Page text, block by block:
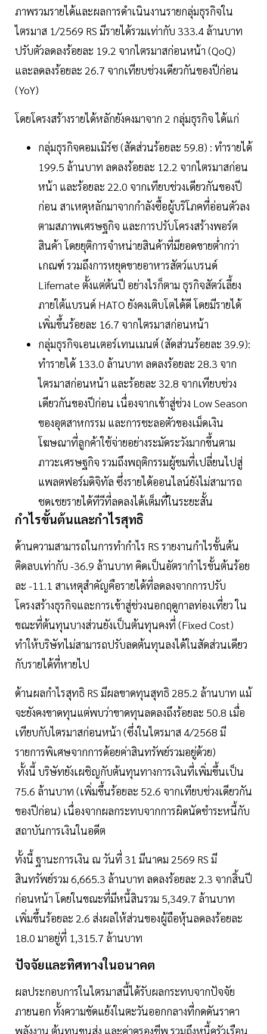
ภาพรวมรายได้และผลการดำเนินงานรายกลุ่มธุรกิจใน
ไตรมาส 1/2569 RS มีรายได้รวมเท่ากับ 333.4 ล้านบาท
ปรับตัวลดลงร้อยละ 19.2 จากไตรมาสก่อนหน้า (QoQ)
และลดลงร้อยละ 26.7 จากเทียบช่วงเดียวกันของปีก่อน
(YoY)
โดยโครงสร้างรายได้หลักยังคงมาจาก 2 กลุ่มธุรกิจ ได้แก่
กลุ่มธุรกิจคอมเมิร์ซ (สัดส่วนร้อยละ 59.8) : ทำรายได้
199.5 ล้านบาท ลดลงร้อยละ 12.2 จากไตรมาสก่อน
หน้า และร้อยละ 22.0 จากเทียบช่วงเดียวกันของปี
ก่อน สาเหตุหลักมาจากกำลังซื้อผู้บริโภคที่อ่อนตัวลง
ตามสภาพเศรษฐกิจ และการปรับโครงสร้างพอร์ต
สินค้า โดยยุติการจำหน่ายสินค้าที่มียอดขายต่ำกว่า
เกณฑ์ รวมถึงการหยุดขายอาหารสัตว์แบรนด์
Lifemate ตั้งแต่ต้นปี อย่างไรก็ตาม ธุรกิจสัตว์เลี้ยง
ภายใต้แบรนด์ HATO ยังคงเติบโตได้ดี โดยมีรายได้
เพิ่มขึ้นร้อยละ 16.7 จากไตรมาสก่อนหน้า
กลุ่มธุรกิจเอนเตอร์เทนเมนต์ (สัดส่วนร้อยละ 39.9):
ทำรายได้ 133.0 ล้านบาท ลดลงร้อยละ 28.3 จาก
ไตรมาสก่อนหน้า และร้อยละ 32.8 จากเทียบช่วง
เดียวกันของปีก่อน เนื่องจากเข้าสู่ช่วง Low Season
ของอุตสาหกรรม และการชะลอตัวของเม็ดเงิน
โฆษณาที่ลูกค้าใช้จ่ายอย่างระมัดระวังมากขึ้นตาม
ภาวะเศรษฐกิจ รวมถึงพฤติกรรมผู้ชมที่เปลี่ยนไปสู่
แพลตฟอร์มดิจิทัล ซึ่งรายได้ออนไลน์ยังไม่สามารถ
ชดเชยรายได้ทีวีที่ลดลงได้เต็มที่ในระยะสั้น
กำไรขั้นต้นและกำไรสุทธิ
ด้านความสามารถในการทำกำไร RS รายงานกำไรขั้นต้น
ติดลบเท่ากับ -36.9 ล้านบาท คิดเป็นอัตรากำไรขั้นต้นร้อย
ละ -11.1 สาเหตุสำคัญคือรายได้ที่ลดลงจากการปรับ
โครงสร้างธุรกิจและการเข้าสู่ช่วงนอกฤดูกาลท่องเที่ยว ใน
ขณะที่ต้นทุนบางส่วนยังเป็นต้นทุนคงที่ (Fixed Cost)
ทำให้บริษัทไม่สามารถปรับลดต้นทุนลงได้ในสัดส่วนเดียว
กับรายได้ที่หายไป
ด้านผลกำไรสุทธิ RS มีผลขาดทุนสุทธิ 285.2 ล้านบาท แม้
จะยังคงขาดทุนแต่พบว่าขาดทุนลดลงถึงร้อยละ 50.8 เมื่อ
เทียบกับไตรมาสก่อนหน้า (ซึ่งในไตรมาส 4/2568 มี
รายการพิเศษจากการด้อยค่าสินทรัพย์รวมอยู่ด้วย)
ทั้งนี้ บริษัทยังเผชิญกับต้นทุนทางการเงินที่เพิ่มขึ้นเป็น
75.6 ล้านบาท (เพิ่มขึ้นร้อยละ 52.6 จากเทียบช่วงเดียวกัน
ของปีก่อน) เนื่องจากผลกระทบจากการผิดนัดชำระหนี้กับ
สถาบันการเงินในอดีต
ทั้งนี้ ฐานะการเงิน ณ วันที่ 31 มีนาคม 2569 RS มี
สินทรัพย์รวม 6,665.3 ล้านบาท ลดลงร้อยละ 2.3 จากสิ้นปี
ก่อนหน้า โดยในขณะที่มีหนี้สินรวม 5,349.7 ล้านบาท
เพิ่มขึ้นร้อยละ 2.6 ส่งผลให้ส่วนของผู้ถือหุ้นลดลงร้อยละ
18.0 มาอยู่ที่ 1,315.7 ล้านบาท
ปัจจัยและทิศทางในอนาคต
ผลประกอบการในไตรมาสนี้ได้รับผลกระทบจากปัจจัย
ภายนอก ทั้งความขัดแย้งในตะวันออกกลางที่กดดันราคา
พลังงาน ต้นทุนขนส่ง และค่าครองชีพ รวมถึงหนี้ครัวเรือน